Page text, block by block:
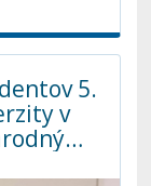
5.
v